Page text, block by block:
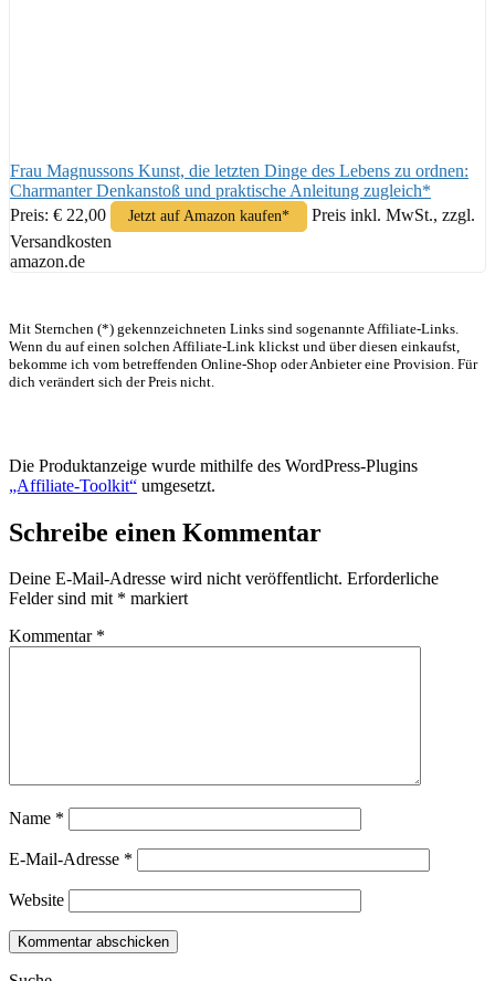
Frau Magnussons Kunst, die letzten Dinge des Lebens zu ordnen:
Charmanter Denkanstoß und praktische Anleitung zugleich*
Preis: € 22,00
Jetzt auf Amazon kaufen*
Preis inkl. MwSt., zzgl.
Versandkosten
amazon.de
Mit Sternchen (*) gekennzeichneten Links sind sogenannte Affiliate-Links.
Wenn du auf einen solchen Affiliate-Link klickst und über diesen einkaufst,
bekomme ich vom betreffenden Online-Shop oder Anbieter eine Provision. Für
dich verändert sich der Preis nicht.
Die Produktanzeige wurde mithilfe des WordPress-Plugins
„Affiliate-Toolkit“ umgesetzt.
Schreibe einen Kommentar
Deine E-Mail-Adresse wird nicht veröffentlicht. Erforderliche
Felder sind mit * markiert
Kommentar *
Name *
E-Mail-Adresse *
Website